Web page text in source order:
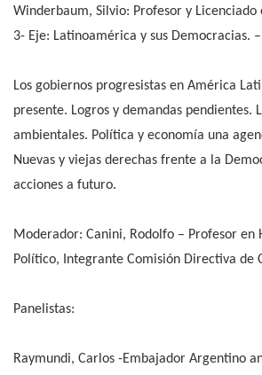
Winderbaum, Silvio: Profesor y Licenciado
3- Eje: Latinoamérica y sus Democracias.
Los gobiernos progresistas en América
presente. Logros y demandas pendientes.
ambientales. Política y economía una
Nuevas y viejas derechas frente a la
acciones a futuro.
Moderador: Canini, Rodolfo – Profesor en
Político, Integrante Comisión Directiva de
Panelistas:
Raymundi, Carlos -Embajador Argentino